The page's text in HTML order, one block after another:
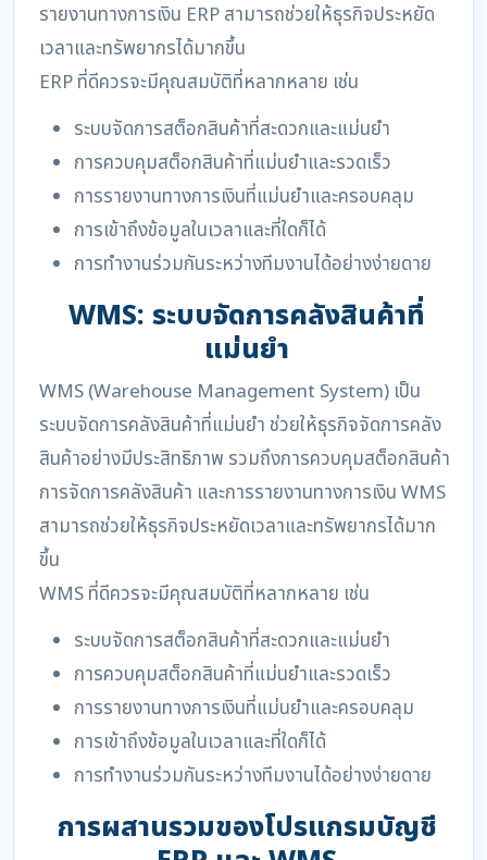
รายงานทางการเงิน ERP สามารถช่วยให้ธุรกิจประหยัด
เวลาและทรัพยากรได้มากขึ้น
ERP ที่ดีควรจะมีคุณสมบัติที่หลากหลาย เช่น
ระบบจัดการสต็อกสินค้าที่สะดวกและแม่นยำ
การควบคุมสต็อกสินค้าที่แม่นยำและรวดเร็ว
การรายงานทางการเงินที่แม่นยำและครอบคลุม
การเข้าถึงข้อมูลในเวลาและที่ใดก็ได้
การทำงานร่วมกันระหว่างทีมงานได้อย่างง่ายดาย
WMS: ระบบจัดการคลังสินค้าที่
แม่นยำ
WMS (Warehouse Management System) เป็น
ระบบจัดการคลังสินค้าที่แม่นยำ ช่วยให้ธุรกิจจัดการคลัง
สินค้าอย่างมีประสิทธิภาพ รวมถึงการควบคุมสต็อกสินค้า
การจัดการคลังสินค้า และการรายงานทางการเงิน WMS
สามารถช่วยให้ธุรกิจประหยัดเวลาและทรัพยากรได้มาก
ขึ้น
WMS ที่ดีควรจะมีคุณสมบัติที่หลากหลาย เช่น
ระบบจัดการสต็อกสินค้าที่สะดวกและแม่นยำ
การควบคุมสต็อกสินค้าที่แม่นยำและรวดเร็ว
การรายงานทางการเงินที่แม่นยำและครอบคลุม
การเข้าถึงข้อมูลในเวลาและที่ใดก็ได้
การทำงานร่วมกันระหว่างทีมงานได้อย่างง่ายดาย
การผสานรวมของโปรแกรมบัญชี